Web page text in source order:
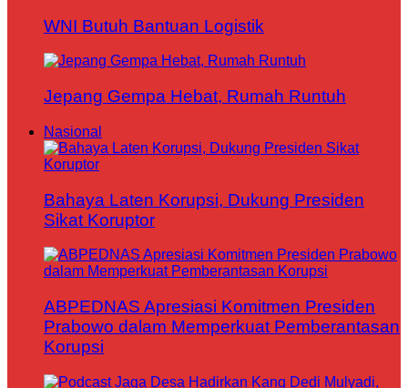
WNI Butuh Bantuan Logistik
Jepang Gempa Hebat, Rumah Runtuh
Nasional
Bahaya Laten Korupsi, Dukung Presiden
Sikat Koruptor
ABPEDNAS Apresiasi Komitmen Presiden
Prabowo dalam Memperkuat Pemberantasan
Korupsi